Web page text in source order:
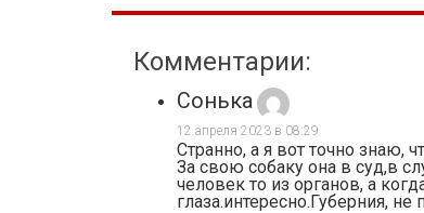
Комментарии:
Сонька
12 апреля 2023 в 08:29
Странно, а я вот точно знаю,
За свою собаку она в суд,в
человек то из органов, а
глаза.интересно.Губерния,